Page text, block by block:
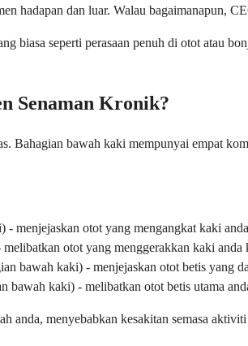
hadapan dan luar. Walau bagaimanapun,
biasa seperti perasaan penuh di otot atau
Senaman Kronik?
Bahagian bawah kaki mempunyai empat
menjejaskan otot yang mengangkat kaki anda
otot yang menggerakkan kaki anda
bawah kaki) - menjejaskan otot betis yang
bawah kaki) - melibatkan otot betis utama
anda, menyebabkan kesakitan semasa